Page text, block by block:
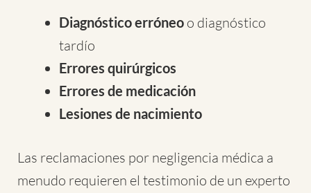
Diagnóstico erróneo o diagnóstico
tardío
Errores quirúrgicos
Errores de medicación
Lesiones de nacimiento
Las reclamaciones por negligencia médica a
menudo requieren el testimonio de un experto